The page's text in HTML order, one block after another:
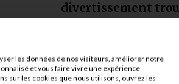
divertissement
est souvent
curiste de venir
durée d’un séjour
quelques jours
les données de nos visiteurs, améliorer notre
et vous faire vivre une expérience
sur les cookies que nous utilisons, ouvrez les